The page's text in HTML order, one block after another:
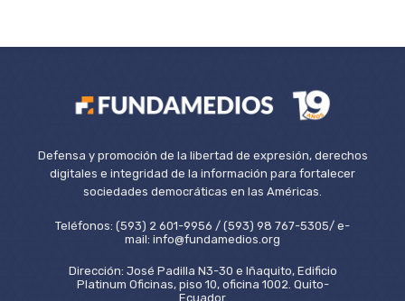
Defensa y promoción de la libertad de expresión, derechos
digitales e integridad de la información para fortalecer
sociedades democráticas en las Américas.
Teléfonos: (593) 2 601-9956 / (593) 98 767-5305/ e-
mail: info@fundamedios.org
Dirección: José Padilla N3-30 e Iñaquito, Edificio
Platinum Oficinas, piso 10, oficina 1002. Quito-
Ecuador